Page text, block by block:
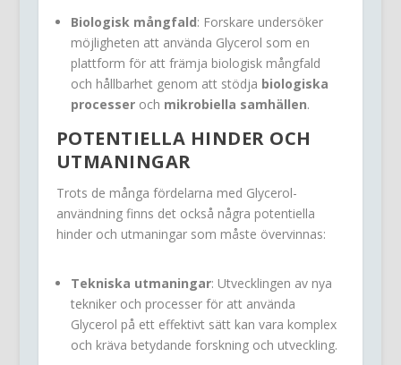
Biologisk mångfald: Forskare undersöker
möjligheten att använda Glycerol som en
plattform för att främja biologisk mångfald
och hållbarhet genom att stödja biologiska
processeroch mikrobiella samhällen.
POTENTIELLA HINDER OCH
UTMANINGAR
Trots de många fördelarna med Glycerol-
användning finns det också några potentiella
hinder och utmaningar som måste övervinnas:
Tekniska utmaningar: Utvecklingen av nya
tekniker och processer för att använda
Glycerol på ett effektivt sätt kan vara komplex
och kräva betydande forskning och utveckling.